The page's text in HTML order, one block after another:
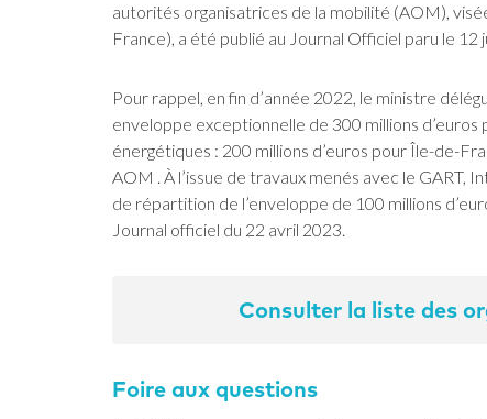
autorités organisatrices de la mobilité (AOM),
France), a été publié au Journal Officiel paru le 12
Pour rappel, en fin d’année 2022, le ministre
enveloppe exceptionnelle de 300 millions
énergétiques : 200 millions d’euros pour Île-de-
AOM . À l’issue de travaux menés avec le
de répartition de l’enveloppe de 100 millions
Journal officiel du 22 avril 2023.
Consulter la liste des
Foire aux questions